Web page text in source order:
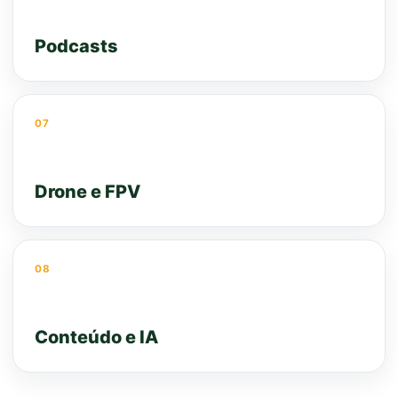
Podcasts
07
Drone e FPV
08
Conteúdo e IA